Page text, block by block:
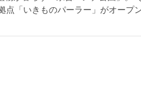
点「いきものパーラー」がオープ